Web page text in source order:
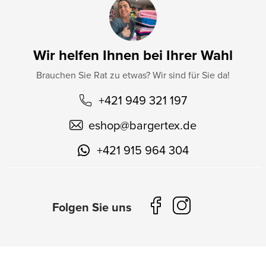
Wir helfen Ihnen bei Ihrer Wahl
Brauchen Sie Rat zu etwas? Wir sind für Sie da!
+421 949 321 197
eshop@bargertex.de
+421 915 964 304